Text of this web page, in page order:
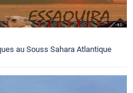
au Souss Sahara Atlantique